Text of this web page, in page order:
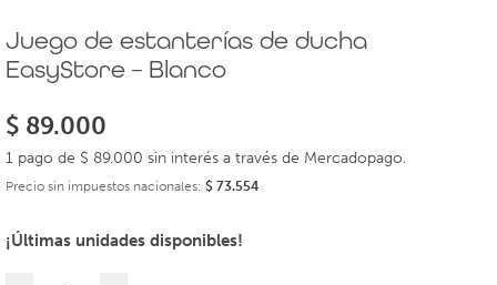
Juego de estanterías de ducha
EasyStore – Blanco
$ 89.000
1 pago de $ 89.000 sin interés a través de Mercadopago.
Precio sin impuestos nacionales: $ 73.554
¡Últimas unidades disponibles!